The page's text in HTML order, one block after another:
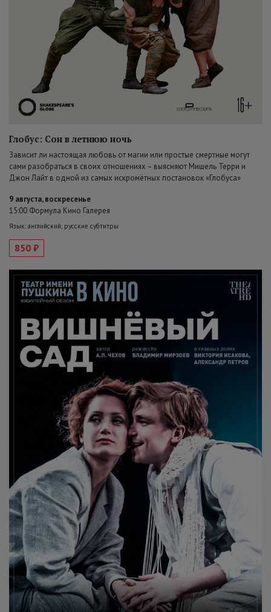
Глобус: Сон в летнюю ночь
Зависит ли настоящая любовь от магии или простые смертные могут
сами разобраться в своих отношениях – выясняют Мишель Терри и
Джон Лайт в одной из самых искромётных постановок «Глобуса»
9 августа, воскресенье
15:00 Формула Кино Галерея
Язык: английский, русские субтитры
850 ₽